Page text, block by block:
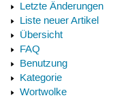
Letzte Änderungen
Liste neuer Artikel
Übersicht
FAQ
Benutzung
Kategorie
Wortwolke